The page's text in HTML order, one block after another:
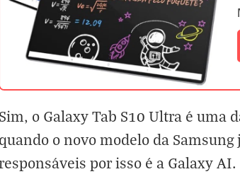
Sim, o Galaxy Tab S10 Ultra é uma
quando o novo modelo da
por isso é a Galaxy AI.